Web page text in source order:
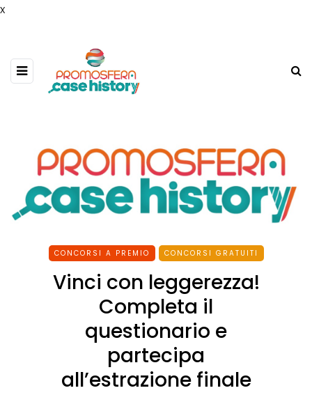
x
CONCORSI A PREMIO CONCORSI GRATUITI
Vinci con leggerezza!
Completa il
questionario e
partecipa
all’estrazione finale